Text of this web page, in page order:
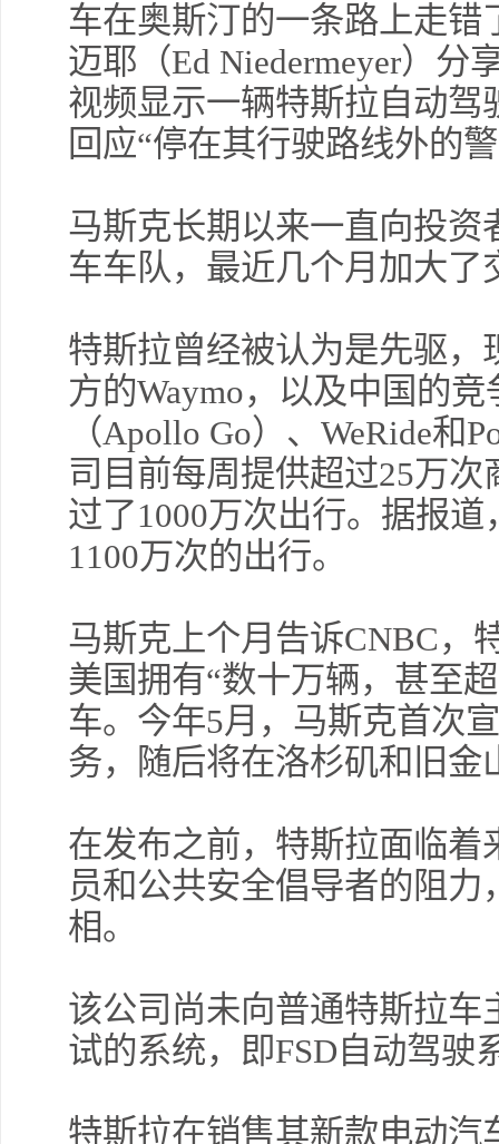
车在奥斯汀的一条路上走错
迈耶（Ed Niedermeyer）分
视频显示一辆特斯拉自动
回应“停在其行驶路线外的
马斯克长期以来一直向投
车车队，最近几个月加大了
特斯拉曾经被认为是先驱，
方的Waymo，以及中国的
（Apollo Go）、WeRide和
司目前每周提供超过25万
过了1000万次出行。据报
1100万次的出行。
马斯克上个月告诉CNBC，
美国拥有“数十万辆，甚至
车。今年5月，马斯克首次
务，随后将在洛杉矶和旧金
在发布之前，特斯拉面临
员和公共安全倡导者的阻
相。
该公司尚未向普通特斯拉
试的系统，即FSD自动驾驶
特斯拉在销售其新款电动
擎
薛
许
勿
许
完